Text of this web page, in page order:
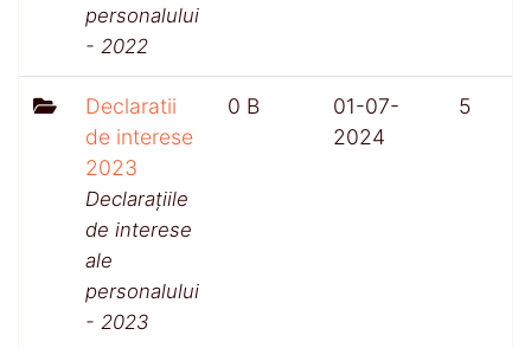
personalului
- 2022
Declaratii
de interese
2023
Declarațiile
de interese
ale
personalului
- 2023
0 B
01-07-
2024
5